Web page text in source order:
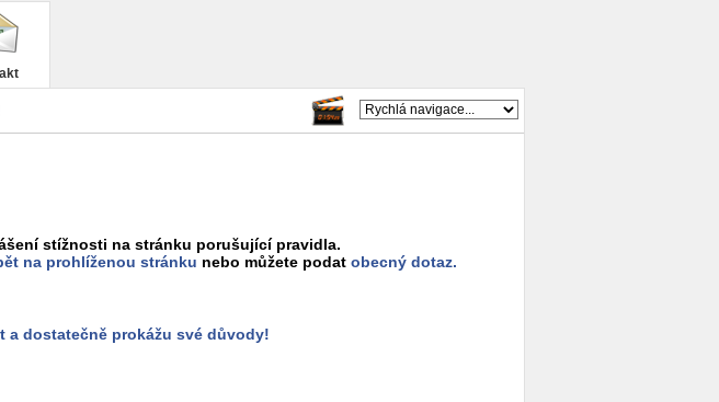
stížnosti na stránku porušující pravidla.
na prohlíženou stránku nebo můžete podat obecný dotaz.
a dostatečně prokážu své důvody!